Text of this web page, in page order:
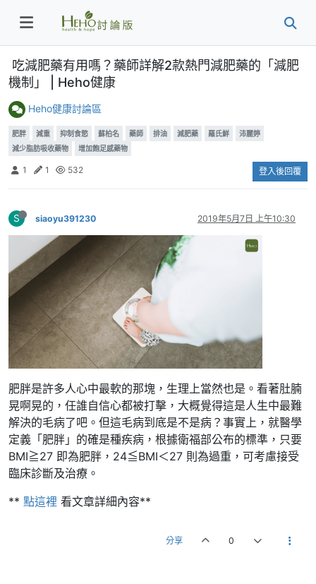
吃減肥藥有用嗎？藥師詳解2款熱門減肥藥的「減肥
機制」 | Heho健康
Heho健康討論區
肥胖 減重 抑制食慾 蘇柏名 藥師 排油 減肥藥 羅氏鮮
沛麗婷
減少脂肪吸收藥物
增加飽足感藥物
1 1 532 登入後回覆
S siaoyu391230 2019年5月7日 上午10:30
肥胖是許多人心中最軟的那塊，生理上當然也是。看著肚腩
晃啊晃的，任誰自信心都被打擊，大概覺得這是人生中最難
解決的毛病了吧。但這毛病到底是不是病？事實上，就醫學
定義「肥胖」的確是種疾病，根據衛福部公布的標準，只要
BMI≧27 即為肥胖，24≦BMI＜27 則為過重，可考慮接受
臨床診斷及治療。
** 點這裡 看文章詳細內容**
分享 0